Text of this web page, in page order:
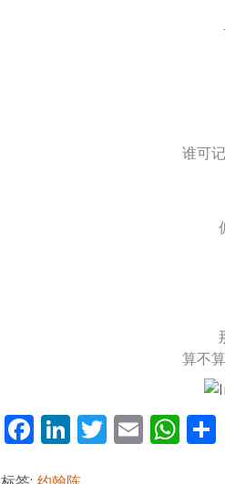
谁可
算不
Facebook
LinkedIn
Twitter
Email